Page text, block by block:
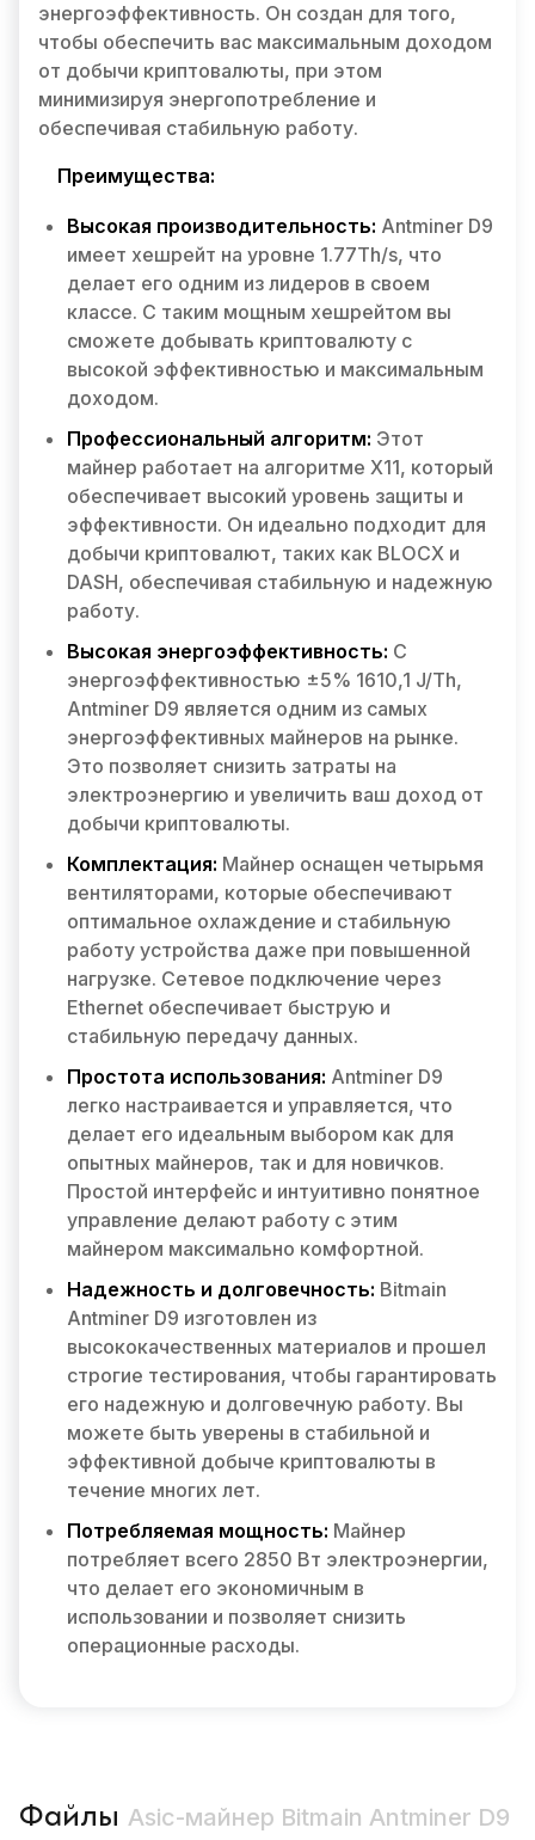
энергоэффективность. Он создан для того,
чтобы обеспечить вас максимальным доходом
от добычи криптовалюты, при этом
минимизируя энергопотребление и
обеспечивая стабильную работу.
Преимущества:
Высокая производительность: Antminer D9
имеет хешрейт на уровне 1.77Th/s, что
делает его одним из лидеров в своем
классе. С таким мощным хешрейтом вы
сможете добывать криптовалюту с
высокой эффективностью и максимальным
доходом.
Профессиональный алгоритм: Этот
майнер работает на алгоритме X11, который
обеспечивает высокий уровень защиты и
эффективности. Он идеально подходит для
добычи криптовалют, таких как BLOCX и
DASH, обеспечивая стабильную и надежную
работу.
Высокая энергоэффективность: С
энергоэффективностью ±5% 1610,1 J/Th,
Antminer D9 является одним из самых
энергоэффективных майнеров на рынке.
Это позволяет снизить затраты на
электроэнергию и увеличить ваш доход от
добычи криптовалюты.
Комплектация: Майнер оснащен четырьмя
вентиляторами, которые обеспечивают
оптимальное охлаждение и стабильную
работу устройства даже при повышенной
нагрузке. Сетевое подключение через
Ethernet обеспечивает быструю и
стабильную передачу данных.
Простота использования: Antminer D9
легко настраивается и управляется, что
делает его идеальным выбором как для
опытных майнеров, так и для новичков.
Простой интерфейс и интуитивно понятное
управление делают работу с этим
майнером максимально комфортной.
Надежность и долговечность: Bitmain
Antminer D9 изготовлен из
высококачественных материалов и прошел
строгие тестирования, чтобы гарантировать
его надежную и долговечную работу. Вы
можете быть уверены в стабильной и
эффективной добыче криптовалюты в
течение многих лет.
Потребляемая мощность: Майнер
потребляет всего 2850 Вт электроэнергии,
что делает его экономичным в
использовании и позволяет снизить
операционные расходы.
Файлы Asic-майнер Bitmain Antminer D9